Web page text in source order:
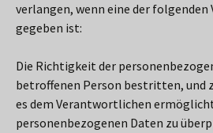
verlangen, wenn eine der folgenden
gegeben ist:
Die Richtigkeit der
betroffenen Person bestritten, und
es dem Verantwortlichen
personenbezogenen Daten zu